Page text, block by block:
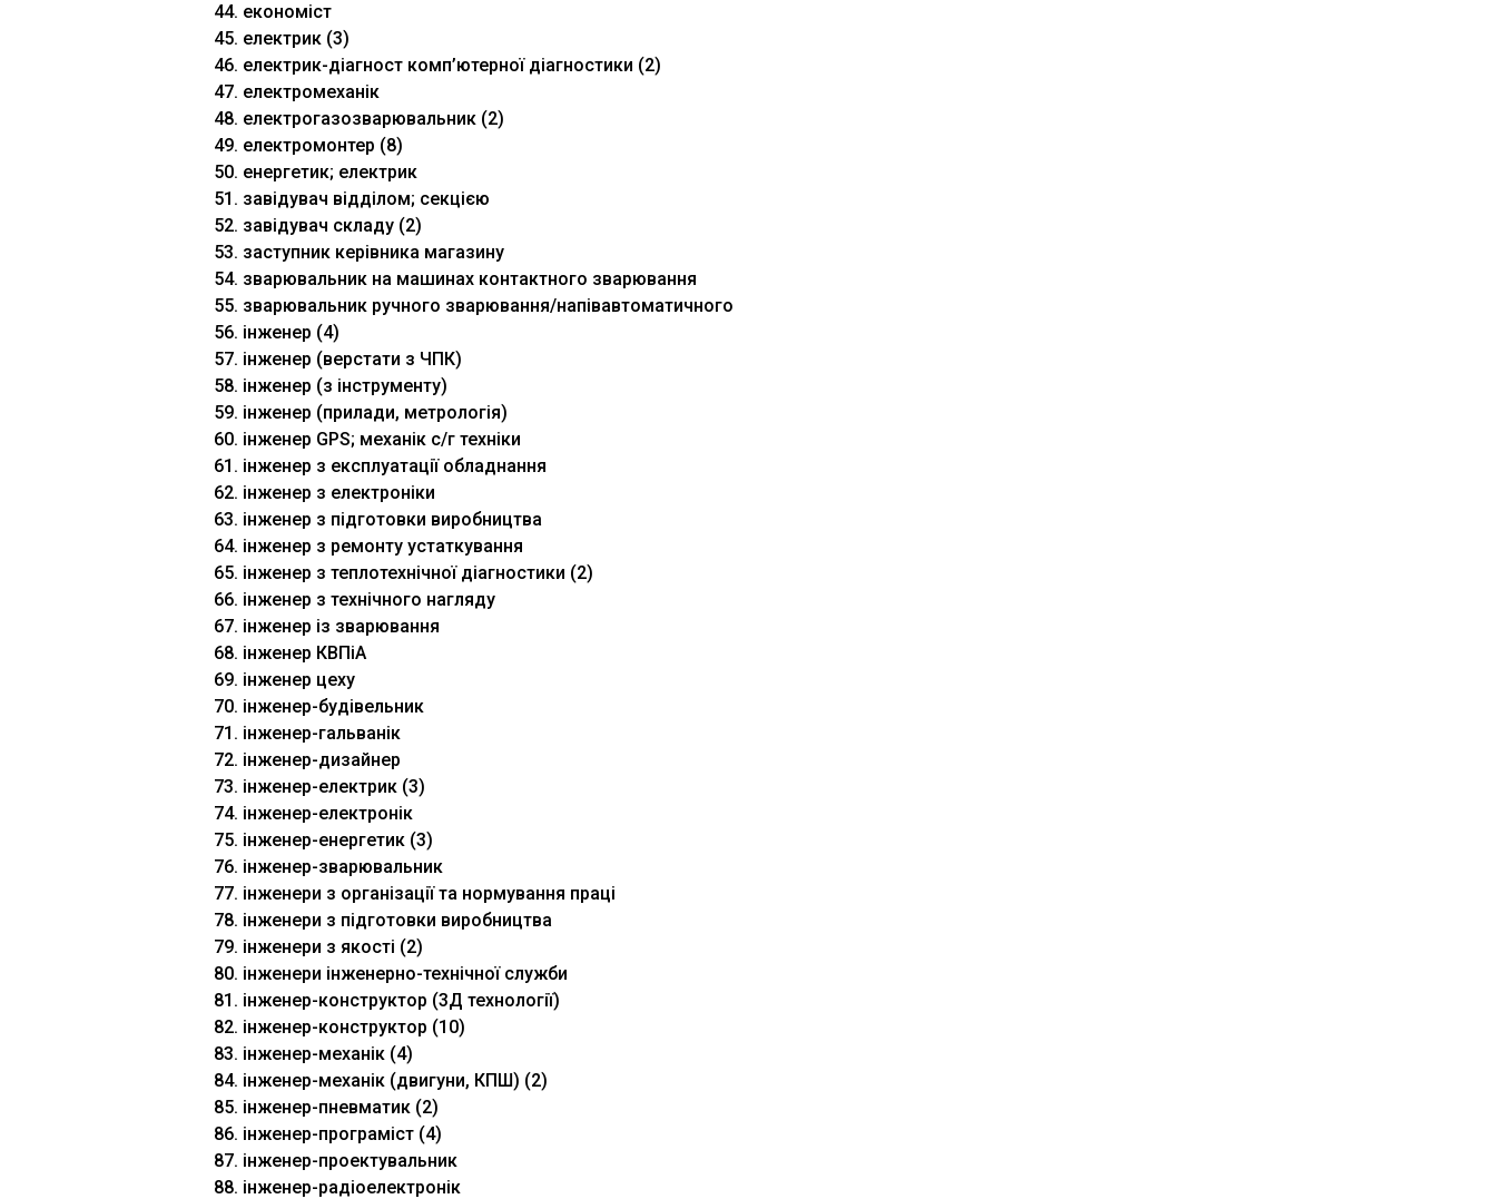
44. економіст
45. електрик (3)
46. електрик-діагност комп’ютерної діагностики (2)
47. електромеханік
48. електрогазозварювальник (2)
49. електромонтер (8)
50. енергетик; електрик
51. завідувач відділом; секцією
52. завідувач складу (2)
53. заступник керівника магазину
54. зварювальник на машинах контактного зварювання
55. зварювальник ручного зварювання/напівавтоматичного
56. інженер (4)
57. інженер (верстати з ЧПК)
58. інженер (з інструменту)
59. інженер (прилади, метрологія)
60. інженер GPS; механік с/г техніки
61. інженер з експлуатації обладнання
62. інженер з електроніки
63. інженер з підготовки виробництва
64. інженер з ремонту устаткування
65. інженер з теплотехнічної діагностики (2)
66. інженер з технічного нагляду
67. інженер із зварювання
68. інженер КВПіА
69. інженер цеху
70. інженер-будівельник
71. інженер-гальванік
72. інженер-дизайнер
73. інженер-електрик (3)
74. інженер-електронік
75. інженер-енергетик (3)
76. інженер-зварювальник
77. інженери з організації та нормування праці
78. інженери з підготовки виробництва
79. інженери з якості (2)
80. інженери інженерно-технічної служби
81. інженер-конструктор (3Д технології)
82. інженер-конструктор (10)
83. інженер-механік (4)
84. інженер-механік (двигуни, КПШ) (2)
85. інженер-пневматик (2)
86. інженер-програміст (4)
87. інженер-проектувальник
88. інженер-радіоелектронік